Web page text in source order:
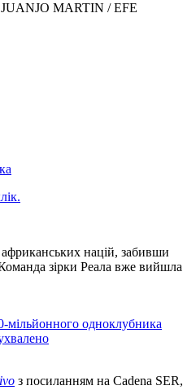
JUANJO MARTIN / EFE
націй, забивши
зірки Реала вже вийшла
мільйонного одноклубника
з посиланням на Cadena SER,